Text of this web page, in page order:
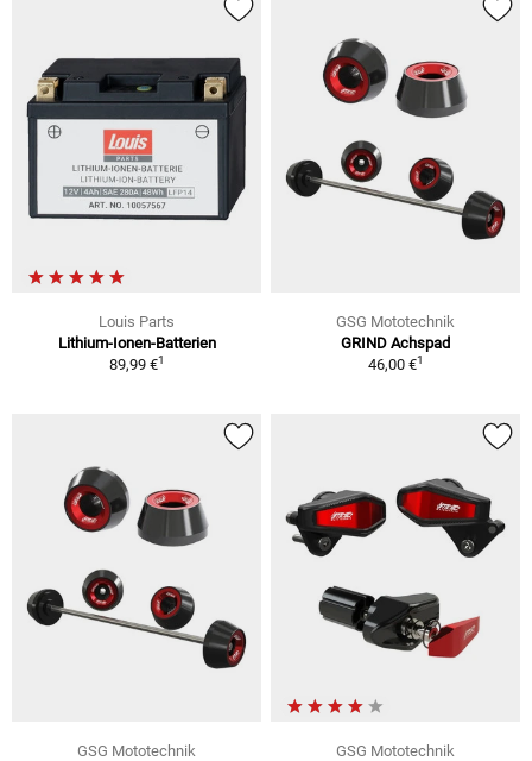
Louis Parts
Lithium-Ionen-Batterien
89,99 €1
GSG Mototechnik
GRIND Achspad
46,00 €1
GSG Mototechnik
GSG Mototechnik